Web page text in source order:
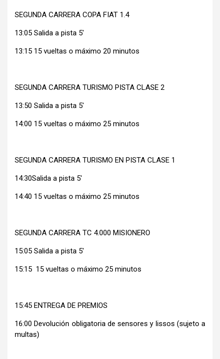
SEGUNDA CARRERA COPA FIAT 1.4
13:05 Salida a pista 5′
13:15 15 vueltas o máximo 20 minutos
SEGUNDA CARRERA TURISMO PISTA CLASE 2
13:50 Salida a pista 5′
14:00 15 vueltas o máximo 25 minutos
SEGUNDA CARRERA TURISMO EN PISTA CLASE 1
14:30Salida a pista 5′
14:40 15 vueltas o máximo 25 minutos
SEGUNDA CARRERA TC 4.000 MISIONERO
15:05 Salida a pista 5′
15:15 15 vueltas o máximo 25 minutos
15:45 ENTREGA DE PREMIOS
16:00 Devolución obligatoria de sensores y lissos (sujeto a
multas)